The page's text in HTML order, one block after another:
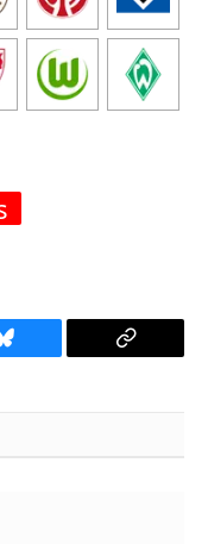
Bluesky
Copy